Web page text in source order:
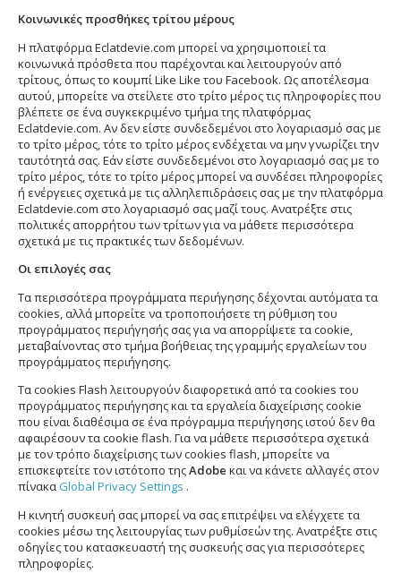
Κοινωνικές προσθήκες τρίτου μέρους
Η πλατφόρμα Eclatdevie.com μπορεί να χρησιμοποιεί τα
κοινωνικά πρόσθετα που παρέχονται και λειτουργούν από
τρίτους, όπως το κουμπί Like Like του Facebook. Ως αποτέλεσμα
αυτού, μπορείτε να στείλετε στο τρίτο μέρος τις πληροφορίες που
βλέπετε σε ένα συγκεκριμένο τμήμα της πλατφόρμας
Eclatdevie.com. Αν δεν είστε συνδεδεμένοι στο λογαριασμό σας με
το τρίτο μέρος, τότε το τρίτο μέρος ενδέχεται να μην γνωρίζει την
ταυτότητά σας. Εάν είστε συνδεδεμένοι στο λογαριασμό σας με το
τρίτο μέρος, τότε το τρίτο μέρος μπορεί να συνδέσει πληροφορίες
ή ενέργειες σχετικά με τις αλληλεπιδράσεις σας με την πλατφόρμα
Eclatdevie.com στο λογαριασμό σας μαζί τους. Ανατρέξτε στις
πολιτικές απορρήτου των τρίτων για να μάθετε περισσότερα
σχετικά με τις πρακτικές των δεδομένων.
Οι επιλογές σας
Τα περισσότερα προγράμματα περιήγησης δέχονται αυτόματα τα
cookies, αλλά μπορείτε να τροποποιήσετε τη ρύθμιση του
προγράμματος περιήγησής σας για να απορρίψετε τα cookie,
μεταβαίνοντας στο τμήμα βοήθειας της γραμμής εργαλείων του
προγράμματος περιήγησης.
Τα cookies Flash λειτουργούν διαφορετικά από τα cookies του
προγράμματος περιήγησης και τα εργαλεία διαχείρισης cookie
που είναι διαθέσιμα σε ένα πρόγραμμα περιήγησης ιστού δεν θα
αφαιρέσουν τα cookie flash. Για να μάθετε περισσότερα σχετικά
με τον τρόπο διαχείρισης των cookies flash, μπορείτε να
επισκεφτείτε τον ιστότοπο τηςAdobe και να κάνετε αλλαγές στον
πίνακαGlobal Privacy Settings .
Η κινητή συσκευή σας μπορεί να σας επιτρέψει να ελέγχετε τα
cookies μέσω της λειτουργίας των ρυθμίσεών της. Ανατρέξτε στις
οδηγίες του κατασκευαστή της συσκευής σας για περισσότερες
πληροφορίες.